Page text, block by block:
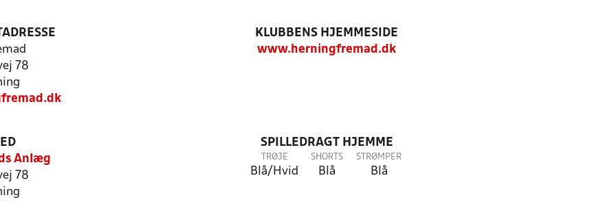
78
KLUBBENS HJEMMESIDE
www.herningfremad.dk
Anlæg
78
SPILLEDRAGT HJEMME
TRØJE
Blå/Hvid
SHORTS
Blå
STRØMPER
Blå